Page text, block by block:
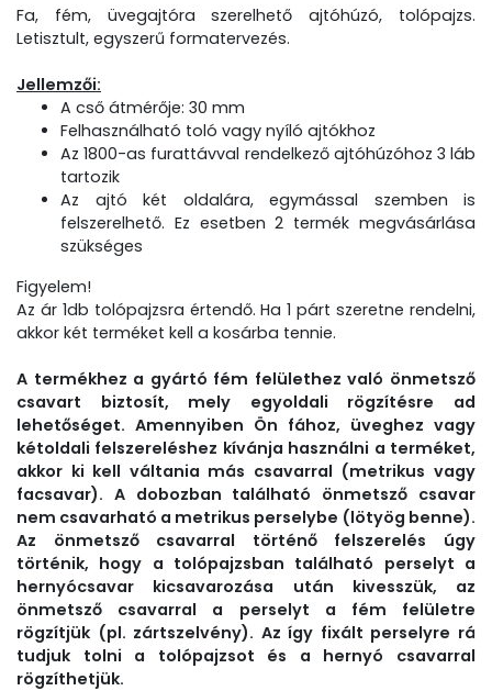
Fa, fém, üvegajtóra szerelhető ajtóhúzó, tolópajzs.
Letisztult, egyszerű formatervezés.
Jellemzői:
A cső átmérője: 30 mm
Felhasználható toló vagy nyíló ajtókhoz
Az 1800-as furattávval rendelkező ajtóhúzóhoz 3 láb
tartozik
Az ajtó két oldalára, egymással szemben is
felszerelhető. Ez esetben 2 termék megvásárlása
szükséges
Figyelem!
Az ár 1db tolópajzsra értendő. Ha 1 párt szeretne rendelni,
akkor két terméket kell a kosárba tennie.
A termékhez a gyártó fém felülethez való önmetsző
csavart biztosít, mely egyoldali rögzítésre ad
lehetőséget. Amennyiben Ön fához, üveghez vagy
kétoldali felszereléshez kívánja használni a terméket,
akkor ki kell váltania más csavarral (metrikus vagy
facsavar). A dobozban található önmetsző csavar
nem csavarható a metrikus perselybe (lötyög benne).
Az önmetsző csavarral történő felszerelés úgy
történik, hogy a tolópajzsban található perselyt a
hernyócsavar kicsavarozása után kivesszük, az
önmetsző csavarral a perselyt a fém felületre
rögzítjük (pl. zártszelvény). Az így fixált perselyre rá
tudjuk tolni a tolópajzsot és a hernyó csavarral
rögzíthetjük.